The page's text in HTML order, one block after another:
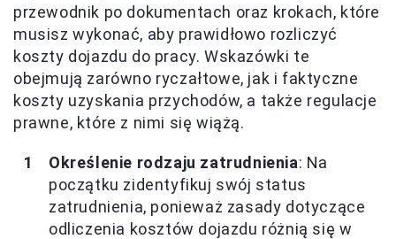
przewodnik po dokumentach oraz krokach, które
musisz wykonać, aby prawidłowo rozliczyć
koszty dojazdu do pracy. Wskazówki te
obejmują zarówno ryczałtowe, jak i faktyczne
koszty uzyskania przychodów, a także regulacje
prawne, które z nimi się wiążą.
Określenie rodzaju zatrudnienia: Na
początku zidentyfikuj swój status
zatrudnienia, ponieważ zasady dotyczące
odliczenia kosztów dojazdu różnią się w